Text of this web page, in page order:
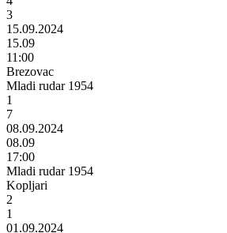
3
15.09.2024
15.09
11:00
Brezovac
Mladi rudar 1954
1
7
08.09.2024
08.09
17:00
Mladi rudar 1954
Kopljari
2
1
01.09.2024